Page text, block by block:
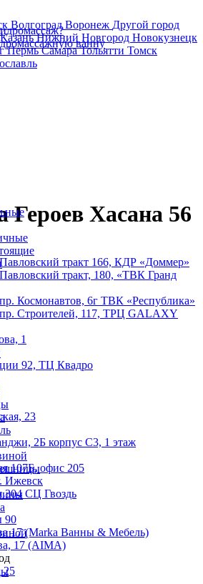
ВолгоградВоронеж Другой город
КазаньНижний Новгород Новокузнецк
ПермьСамараТольятти Томск
ванну
Героев Хасана 56
Павловский тракт 166, КДР «Доммер»
​Павловский тракт, 180, «ТВК Гранд
пр. Космонавтов, 6г ТВК «Республика»
пр. Строителей, 117, ТРЦ GALAXY
1
92, ТЦ Квадро
23
2Б корпус С3, 1 этаж
107Б, офис 205
Ижевск
304 СЦ Гвоздь
90
17 (Marka Ванны & Мебель)
17 (AIMA)
25